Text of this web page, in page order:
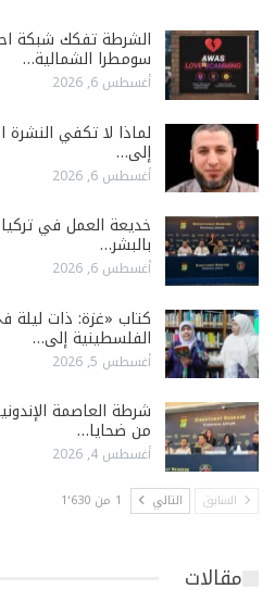
الشرطة تفكك شبكة
سومطرا الشمالية…
أغسطس 6, 2026
لماذا لا تكفي النشرة
إلى…
أغسطس 6, 2026
خديعة العمل في
بالبشر…
أغسطس 6, 2026
كتاب «غزة: ذات ليلة
الفلسطينية إلى…
أغسطس 5, 2026
شرطة العاصمة
من ضحايا…
أغسطس 4, 2026
السابق التالي 1 من 1٬630
مقالات